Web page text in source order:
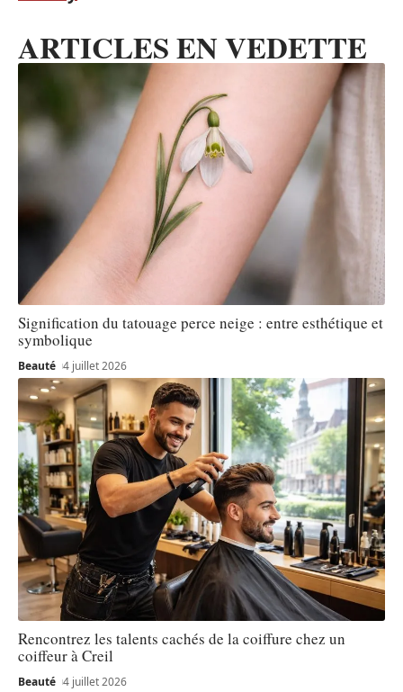
ARTICLES EN VEDETTE
Signification du tatouage perce neige : entre esthétique et
symbolique
Beauté 4 juillet 2026
Rencontrez les talents cachés de la coiffure chez un
coiffeur à Creil
Beauté 4 juillet 2026